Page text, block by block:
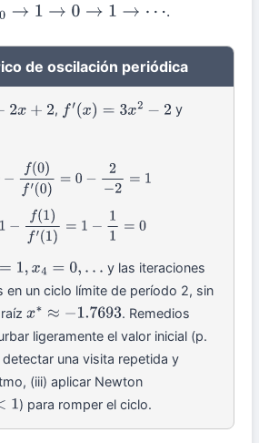
→1→0 →1 → ⋯ .
de oscilación periódica
, f′( x)=3 x2 −2
y
f( 0)f′ 0− 2=
2 f( 1)f′ 1− =0
=1, x4=0, …
y las iteraciones
en un ciclo límite de período 2, sin
raízx∗ ≈− 1.7693
. Remedios
ligeramente el valor inicial (p.
detectar una visita repetida y
(iii) aplicar Newton
) para romper el ciclo.